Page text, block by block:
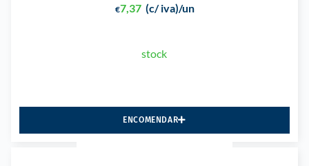
€7,37 (c/ iva)/un
stock
ENCOMENDAR